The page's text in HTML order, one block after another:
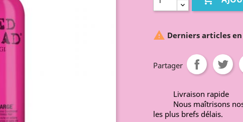
 Derniers articles
Partager
Livraison rapide
Nous maîtrisons
les plus brefs délais.